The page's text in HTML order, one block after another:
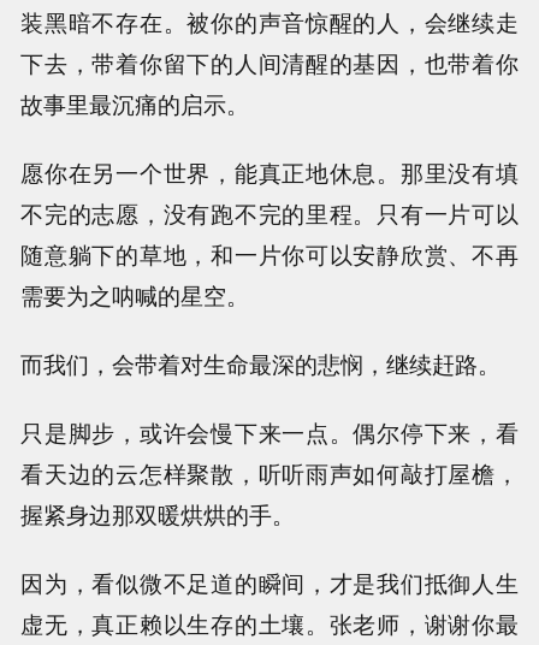
装黑暗不存在。被你的声音惊醒的人，会继续走
下去，带着你留下的人间清醒的基因，也带着你
故事里最沉痛的启示。
愿你在另一个世界，能真正地休息。那里没有填
不完的志愿，没有跑不完的里程。只有一片可以
随意躺下的草地，和一片你可以安静欣赏、不再
需要为之呐喊的星空。
而我们，会带着对生命最深的悲悯，继续赶路。
只是脚步，或许会慢下来一点。偶尔停下来，看
看天边的云怎样聚散，听听雨声如何敲打屋檐，
握紧身边那双暖烘烘的手。
因为，看似微不足道的瞬间，才是我们抵御人生
虚无，真正赖以生存的土壤。张老师，谢谢你最